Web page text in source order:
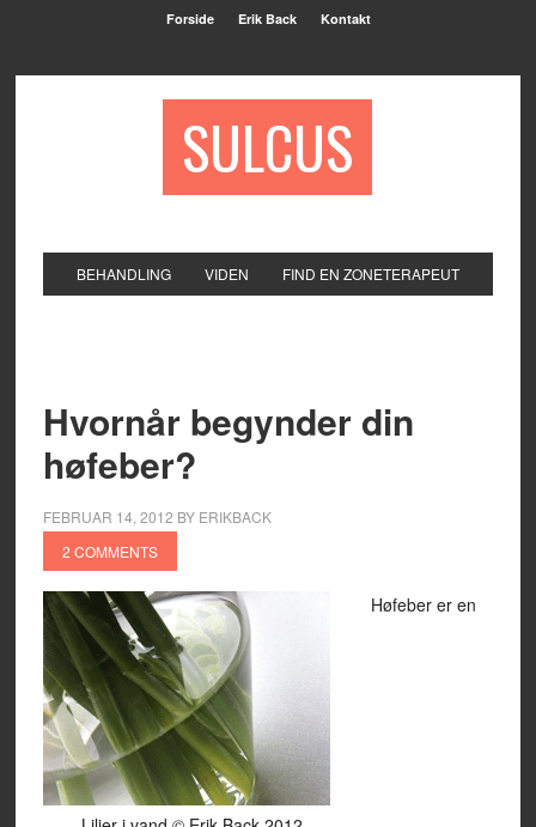
Forside Erik Back Kontakt
SULCUS
BEHANDLING VIDEN FIND EN ZONETERAPEUT
Hvornår begynder din
høfeber?
FEBRUAR 14, 2012 BY ERIKBACK
2 COMMENTS
Høfeber er en